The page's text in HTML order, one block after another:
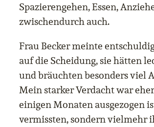
Spazierengehen, Essen,
zwischendurch auch.
Frau Becker meinte
auf die Scheidung, sie hätten
und bräuchten besonders viel
Mein starker Verdacht war
einigen Monaten ausgezogen
vermissten, sondern vielmehr